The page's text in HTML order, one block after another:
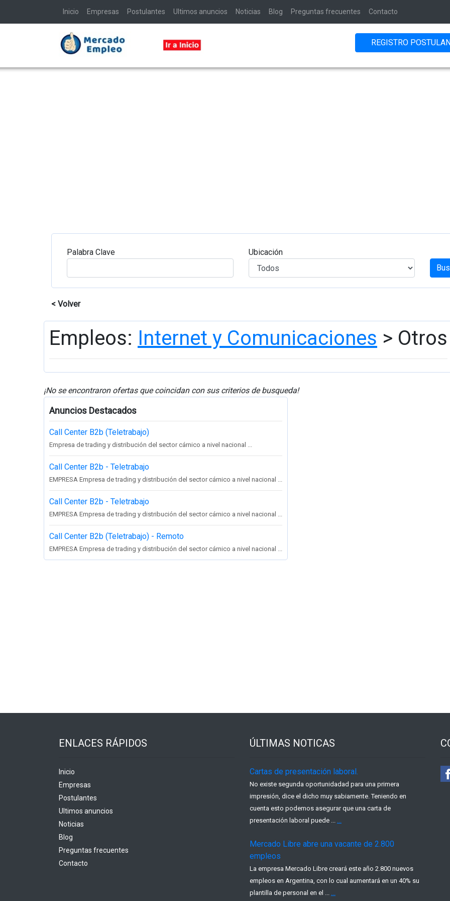
Inicio Empresas Postulantes Ultimos anuncios Noticias Blog Preguntas frecuentes Contacto
REGISTRO
Palabra Clave
Ubicación
< Volver
Empleos: Internet y Comunicaciones > Otros
¡No se encontraron ofertas que coincidan con sus criterios de busqueda!
Anuncios Destacados
Call Center B2b (Teletrabajo)
Empresa de trading y distribución del sector cárnico a nivel nacional ...
Call Center B2b - Teletrabajo
EMPRESA Empresa de trading y distribución del sector cárnico a nivel nacional ...
Call Center B2b - Teletrabajo
EMPRESA Empresa de trading y distribución del sector cárnico a nivel nacional ...
Call Center B2b (Teletrabajo) - Remoto
EMPRESA Empresa de trading y distribución del sector cárnico a nivel nacional ...
ENLACES RÁPIDOS
Inicio
Empresas
Postulantes
Ultimos anuncios
Noticias
Blog
Preguntas frecuentes
Contacto
ÚLTIMAS NOTICAS
Cartas de presentación laboral.
No existe segunda oportunidadad para una primera
impresión, dice el dicho muy sabiamente. Teniendo en
cuenta esto podemos asegurar que una carta de
presentación laboral puede ... ...
Mercado Libre abre una vacante de 2.800
empleos
La empresa Mercado Libre creará este año 2.800 nuevos
empleos en Argentina, con lo cual aumentará en un 40% su
plantilla de personal en el ... ...